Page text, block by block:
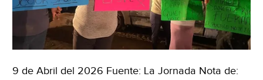
9 de Abril del 2026 Fuente: La Jornada Nota de: